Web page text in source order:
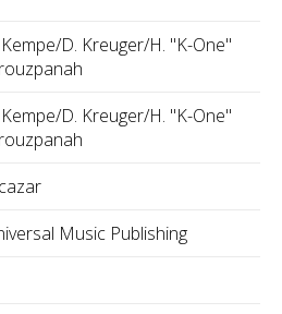
Kempe/D. Kreuger/H. "K-One"
Kempe/D. Kreuger/H. "K-One"
Music Publishing